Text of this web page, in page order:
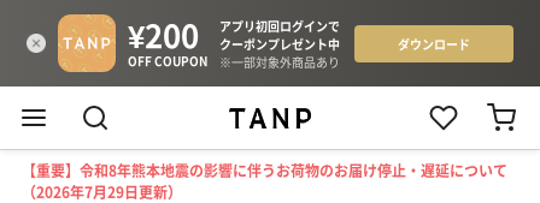
【重要】令和8年熊本地震の影響に伴うお荷物のお届け停止・遅延について
（2026年7月29日更新）